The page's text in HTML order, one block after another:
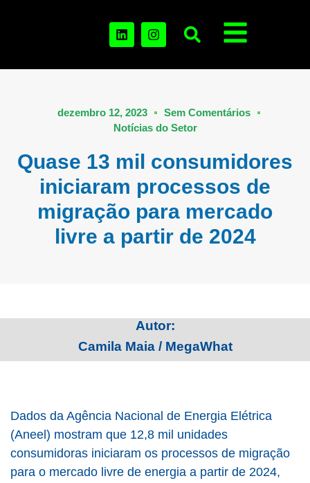
dezembro 12, 2023
Sem Comentários
Notícias do Setor
Quase 13 mil consumidores
iniciaram processos de
migração para mercado
livre a partir de 2024
Autor:
Camila Maia / MegaWhat
Dados da Agência Nacional de Energia Elétrica
(Aneel) mostram que 12,8 mil unidades
consumidoras iniciaram os processos de migração
para o mercado livre de energia a partir de 2024,